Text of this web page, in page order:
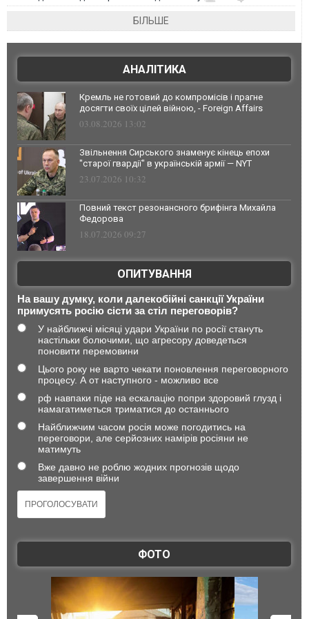
БІЛЬШЕ
АНАЛІТИКА
Кремль не готовий до компромісів і прагне
досягти своїх цілей війною, - Foreign Affairs
03.08.2026 13:02
Звільнення Сирського знаменує кінець епохи
"старої гвардії" в українській армії — NYT
23.07.2026 10:32
Повний текст резонансного брифінга Михайла
Федорова
18.07.2026 09:27
ОПИТУВАННЯ
На вашу думку, коли далекобійні санкції України
примусять росію сісти за стіл переговорів?
У найближчі місяці удари України по росії стануть
настільки болючими, що агресору доведеться
поновити перемовини
Цього року не варто чекати поновлення переговорного
процесу. А от наступного - можливо все
рф навпаки піде на ескалацію попри здоровий глузд і
намагатиметься триматися до останнього
Найближчим часом росія може погодитись на
переговори, але серйозних намірів росіяни не
матимуть
Вже давно не роблю жодних прогнозів щодо
завершення війни
ФОТО